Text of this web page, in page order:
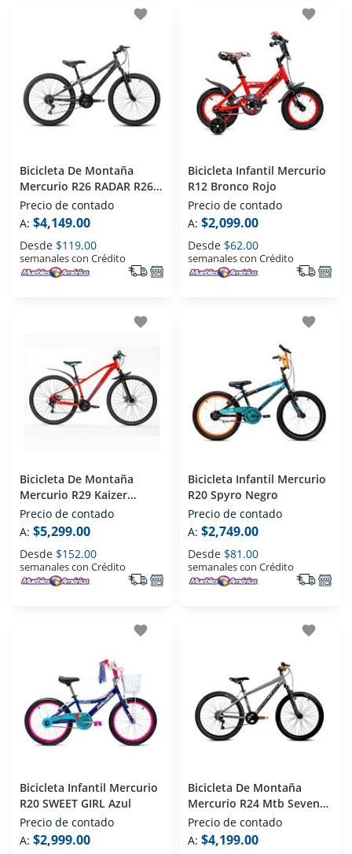
favorite
Bicicleta De Montaña
Mercurio R26 RADAR R26
Gris
Precio de contado
A: $4,149.00
Desde $119.00
semanales con Crédito
favorite
Bicicleta Infantil Mercurio
R12 Bronco Rojo
Precio de contado
A: $2,099.00
Desde $62.00
semanales con Crédito
favorite
Bicicleta De Montaña
Mercurio R29 Kaizer
Naranja
Precio de contado
A: $5,299.00
Desde $152.00
semanales con Crédito
favorite
Bicicleta Infantil Mercurio
R20 Spyro Negro
Precio de contado
A: $2,749.00
Desde $81.00
semanales con Crédito
favorite
Bicicleta Infantil Mercurio
R20 SWEET GIRL Azul
Precio de contado
A: $2,999.00
favorite
Bicicleta De Montaña
Mercurio R24 Mtb Seven
Gris
Precio de contado
A: $4,199.00